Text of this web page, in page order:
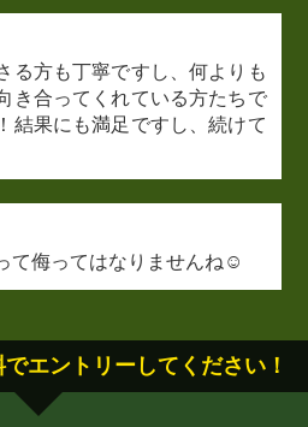
る方も丁寧ですし、何よりも
き合ってくれている方たちで
結果にも満足ですし、続けて
て侮ってはなりませんね☺️
エントリーしてください！